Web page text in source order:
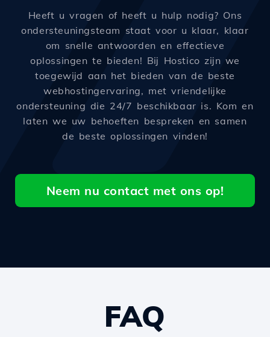
Heeft u vragen of heeft u hulp nodig? Ons
ondersteuningsteam staat voor u klaar, klaar
om snelle antwoorden en effectieve
oplossingen te bieden! Bij Hostico zijn we
toegewijd aan het bieden van de beste
webhostingervaring, met vriendelijke
ondersteuning die 24/7 beschikbaar is. Kom en
laten we uw behoeften bespreken en samen
de beste oplossingen vinden!
Neem nu contact met ons op!
FAQ